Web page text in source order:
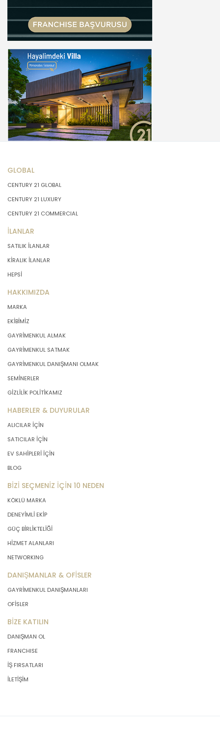
GLOBAL
CENTURY 21 GLOBAL
CENTURY 21 LUXURY
CENTURY 21 COMMERCIAL
İLANLAR
SATILIK İLANLAR
KİRALIK İLANLAR
HEPSİ
HAKKIMIZDA
MARKA
EKİBİMİZ
GAYRİMENKUL ALMAK
GAYRİMENKUL SATMAK
GAYRİMENKUL DANIŞMANI OLMAK
SEMİNERLER
GİZLİLİK POLİTİKAMIZ
HABERLER & DUYURULAR
ALICILAR İÇİN
SATICILAR İÇİN
EV SAHİPLERİ İÇİN
BLOG
BİZİ SEÇMENİZ İÇİN 10 NEDEN
KÖKLÜ MARKA
DENEYİMLİ EKİP
GÜÇ BİRLİKTELİĞİ
HİZMET ALANLARI
NETWORKING
DANIŞMANLAR & OFİSLER
GAYRİMENKUL DANIŞMANLARI
OFİSLER
BİZE KATILIN
DANIŞMAN OL
FRANCHISE
İŞ FIRSATLARI
İLETİŞİM